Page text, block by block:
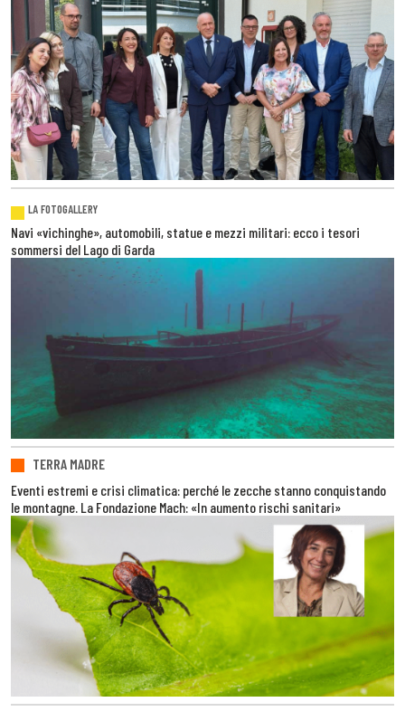
LA FOTOGALLERY
Navi «vichinghe», automobili, statue e mezzi militari: ecco i tesori
sommersi del Lago di Garda
TERRA MADRE
Eventi estremi e crisi climatica: perché le zecche stanno conquistando
le montagne. La Fondazione Mach: «In aumento rischi sanitari»